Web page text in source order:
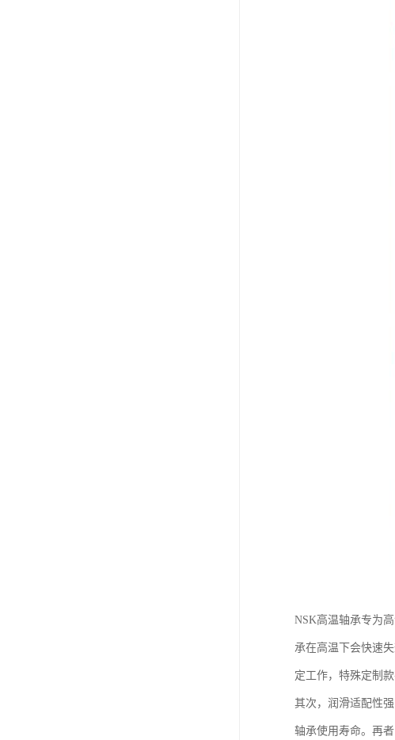
NSK高温轴承专为
承在高温下会快速
定工作，特殊定制
其次，润滑适配性
轴承使用寿命。再